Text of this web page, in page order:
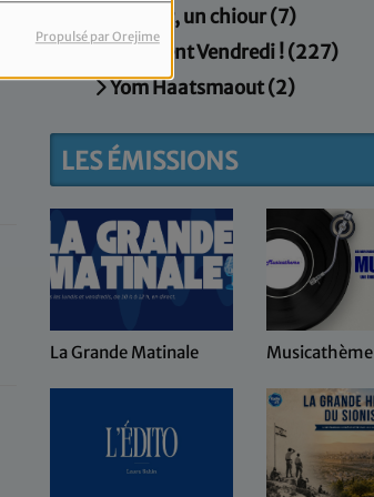
Propulsé par Orejime
Un jour, un chiour (7)
Vivement Vendredi ! (227)
Yom Haatsmaout (2)
LES ÉMISSIONS
La Grande Matinale Musicathème